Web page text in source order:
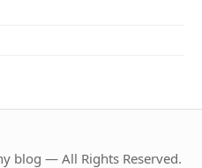
blog — All Rights Reserved.